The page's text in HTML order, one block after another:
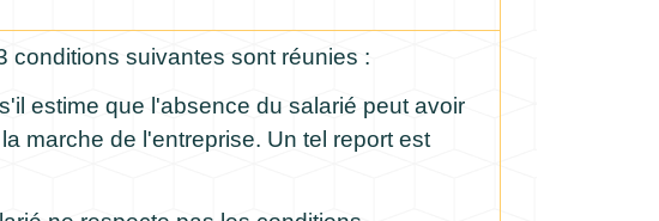
conditions suivantes sont réunies :
estime que l'absence du salarié peut avoir
marche de l'entreprise. Un tel report est